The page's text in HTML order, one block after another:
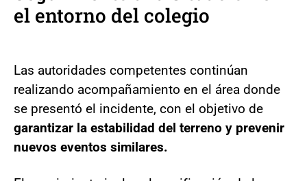
el entorno del colegio
Las autoridades competentes continúan
realizando acompañamiento en el área donde
se presentó el incidente, con el objetivo de
garantizar la estabilidad del terreno y prevenir
nuevos eventos similares.